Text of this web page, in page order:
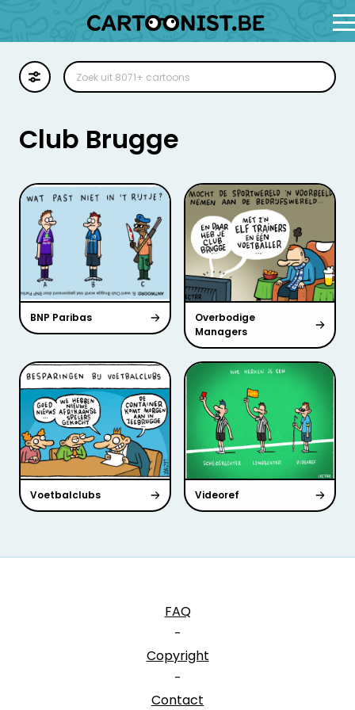
Illustratie
Zoekplaat
Stockillustratie
Strip
Club Brugge
BNP Paribas
Overbodige
Managers
Voetbalclubs Videoref
FAQ
-
Copyright
-
Contact